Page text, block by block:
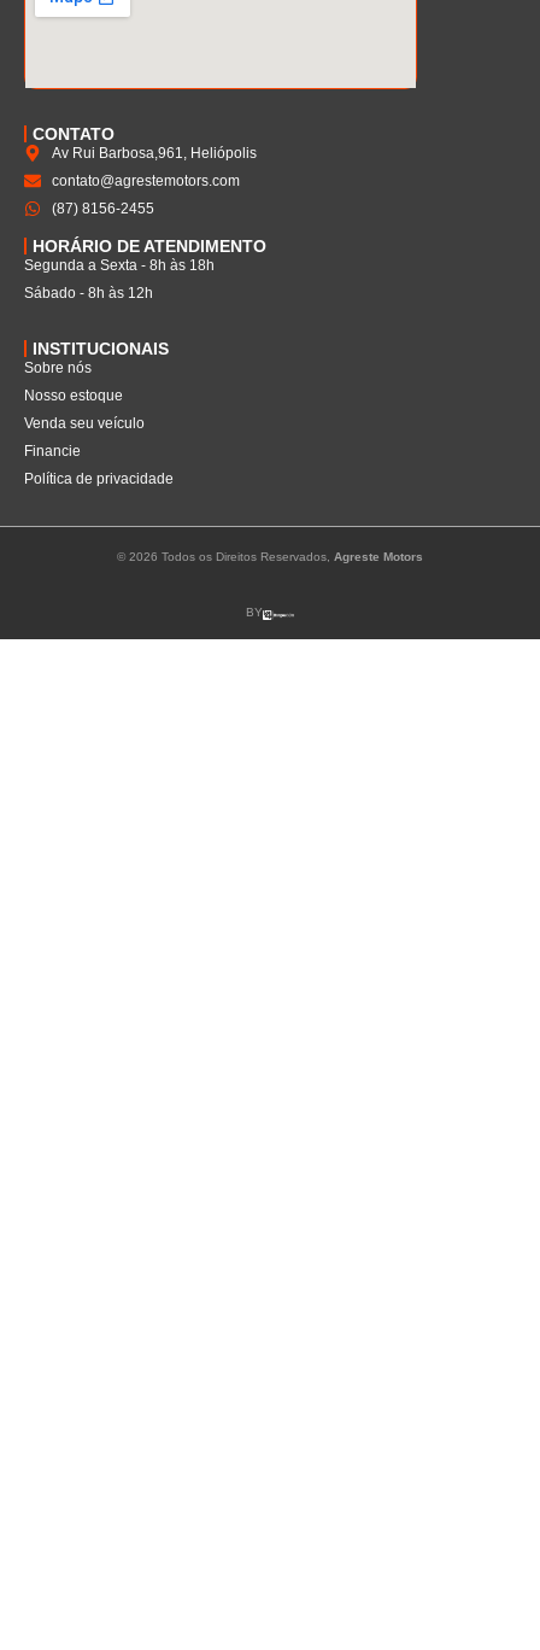
CONTATO
Av Rui Barbosa,961, Heliópolis
contato@agrestemotors.com
(87) 8156-2455
HORÁRIO DE ATENDIMENTO
Segunda a Sexta - 8h às 18h
Sábado - 8h às 12h
INSTITUCIONAIS
Sobre nós
Nosso estoque
Venda seu veículo
Financie
Política de privacidade
© 2026 Todos os Direitos Reservados, Agreste Motors
BY